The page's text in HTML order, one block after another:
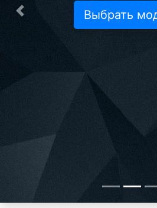
Выбрать
Предыдущая